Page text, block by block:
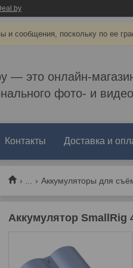
и сообщения, поскольку по ее
— это онлайн-
фото- и
Контакты Доставка и
Аккумуляторы для
Аккумулятор SmallRig